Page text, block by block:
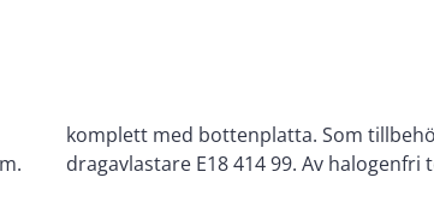
dragavlastare E18 414 99. Av halogenfri